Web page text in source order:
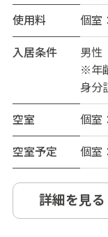
使用料
個室
入居条件
男
※年
身分
空室
個室
空室予定
個室
詳細を見る